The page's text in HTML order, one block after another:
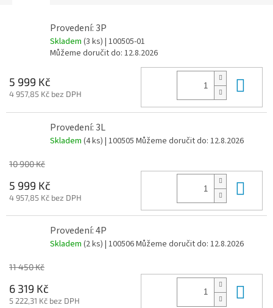
Provedení: 3P
Skladem (3 ks) | 100505-01
Můžeme doručit do: 12.8.2026
5 999 Kč
4 957,85 Kč bez DPH
Provedení: 3L
Skladem (4 ks) | 100505 Můžeme doručit do: 12.8.2026
10 900 Kč
5 999 Kč
4 957,85 Kč bez DPH
Provedení: 4P
Skladem (2 ks) | 100506Můžeme doručit do: 12.8.2026
11 450 Kč
6 319 Kč
5 222,31 Kč bez DPH